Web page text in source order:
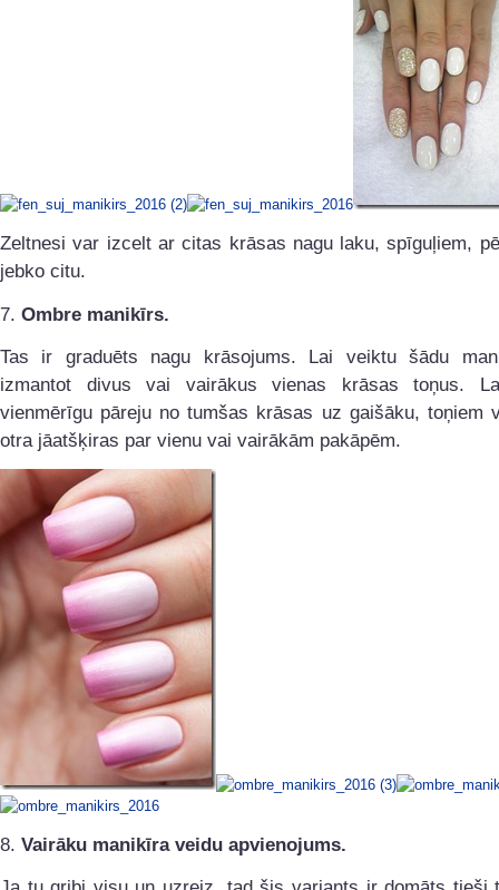
Zeltnesi var izcelt ar citas krāsas nagu laku, spīguļiem,
jebko citu.
7. Ombre manikīrs.
Tas ir graduēts nagu krāsojums. Lai veiktu šādu
izmantot divus vai vairākus vienas krāsas toņus.
vienmērīgu pāreju no tumšas krāsas uz gaišāku, toņiem
otra jāatšķiras par vienu vai vairākām pakāpēm.
8. Vairāku manikīra veidu apvienojums.